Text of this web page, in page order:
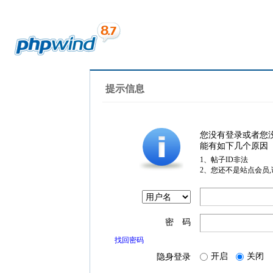
提示信息
您没有登录或者您
能有如下几个原因
1、帖子ID非法
2、您还不是站点会员
密 码
找回密码
隐身登录 开启 关闭